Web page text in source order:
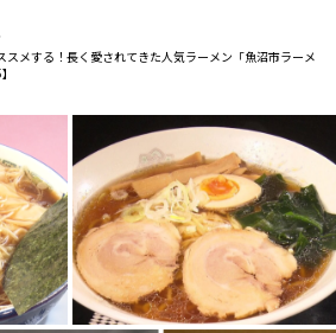
スメする！長く愛されてきた人気ラーメン「魚沼市ラーメ